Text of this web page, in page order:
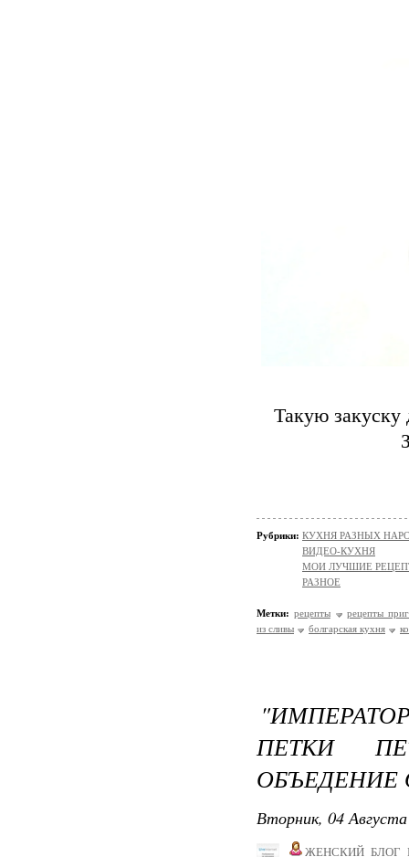
Такую закуску
Рубрики: КУХНЯ РАЗНЫХ
ВИДЕО-КУХНЯ
МОИ ЛУЧШИЕ
РАЗНОЕ
Метки: рецепты
рецепты
из сливы
болгарская кухня
ПЕТКИ
ОБЪЕДЕНИЕ
Вторник, 04